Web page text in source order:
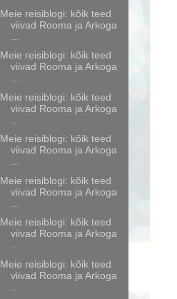
Meie reisiblogi: kõik teed
viivad Rooma ja Arkoga
Meie reisiblogi: kõik teed
viivad Rooma ja Arkoga
Meie reisiblogi: kõik teed
viivad Rooma ja Arkoga
Meie reisiblogi: kõik teed
viivad Rooma ja Arkoga
Meie reisiblogi: kõik teed
viivad Rooma ja Arkoga
Meie reisiblogi: kõik teed
viivad Rooma ja Arkoga
Meie reisiblogi: kõik teed
viivad Rooma ja Arkoga